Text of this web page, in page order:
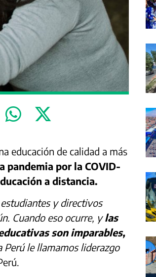
educación de calidad a más
pandemia por la COVID-
a distancia.
y directivos
Cuando eso ocurre, ylas
son imparables,
Perú le llamamos liderazgo